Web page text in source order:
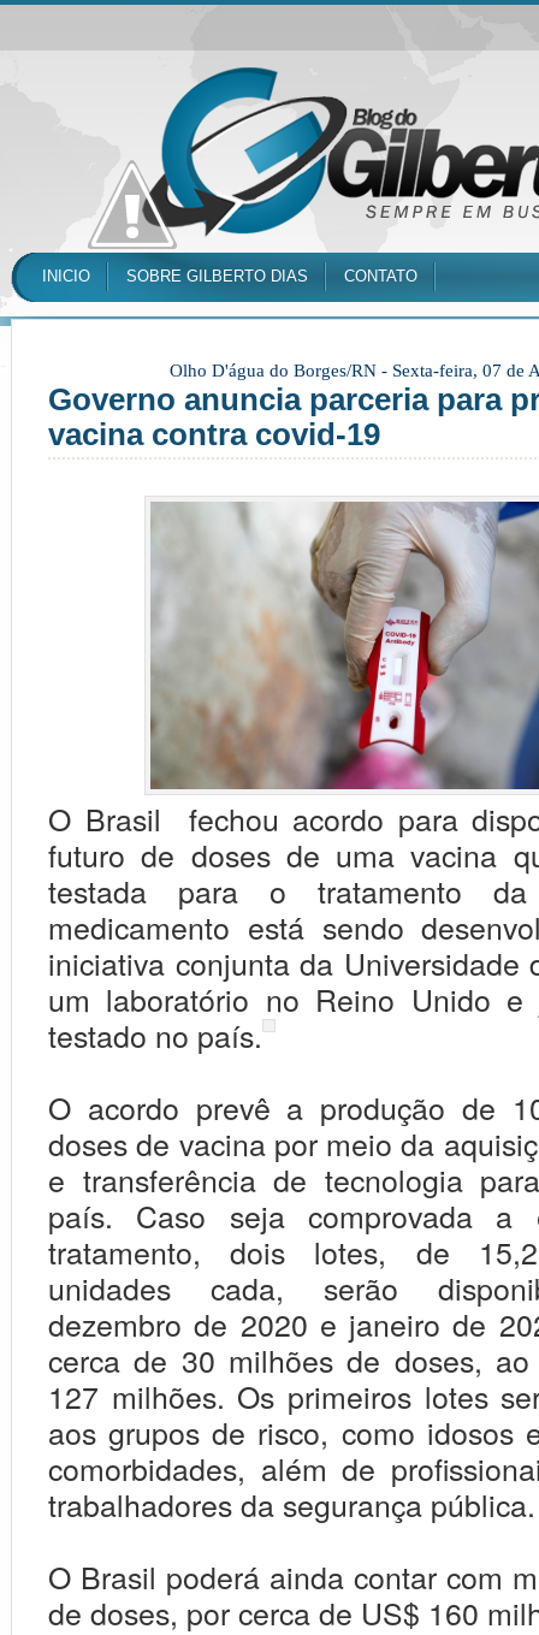
INICIO SOBRE GILBERTO DIAS CONTATO
Olho D'água do Borges/RN - Sexta-feira, 07 de
Governo anuncia parceria para
vacina contra covid-19
O Brasil fechou acordo para
futuro de doses de uma vacina
testada para o tratamento
medicamento está sendo
iniciativa conjunta da Universidade
um laboratório no Reino Unido
testado no país.
O acordo prevê a produção de
doses de vacina por meio da
e transferência de tecnologia
país. Caso seja comprovada a
tratamento, dois lotes, de
unidades cada, serão
dezembro de 2020 e janeiro de
cerca de 30 milhões de doses,
127 milhões. Os primeiros lotes
aos grupos de risco, como idosos
comorbidades, além de
trabalhadores da segurança pública.
O Brasil poderá ainda contar com
de doses, por cerca de US$ 160